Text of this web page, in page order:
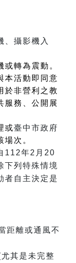
、攝影機入
轉為震動。
本活動即同意
於非營利之教
服務、公開展
或臺中市政府
場次。
112年2月20
下列特殊情境
者自主決定是
距離或通風不
其是未完整